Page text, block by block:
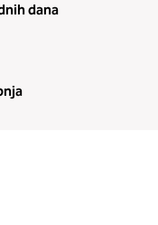
dana
meri (A, B …) – iščite v
ste ga določili s